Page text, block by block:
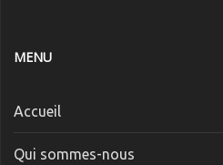
MENU
Accueil
Qui sommes-nous